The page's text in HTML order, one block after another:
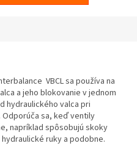
VBCL sa používa na
a jeho blokovanie v jednom
hydraulického valca pri
Odporúča sa, keď ventily
napríklad spôsobujú skoky
ruky a podobne.